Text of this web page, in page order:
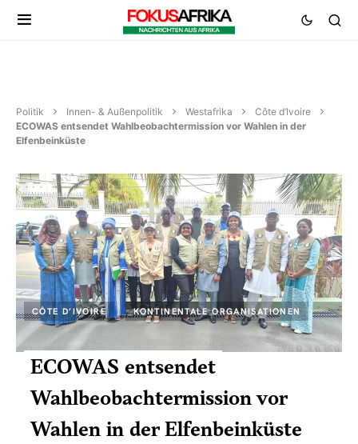
Politik Innen- & Außenpolitik Westafrika
Côte d’Ivoire
ECOWAS entsendet Wahlbeobachtermission vor Wahlen in der
Elfenbeinküste
CÔTE D’IVOIRE KONTINENTALE ORGANISATIONEN
ECOWAS entsendet
Wahlbeobachtermission vor
Wahlen in der Elfenbeinküste